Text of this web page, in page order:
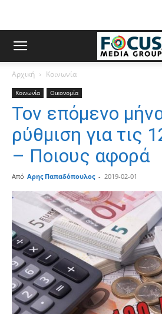
Αρχική Κοινωνία
Κοινωνία Οικονομία
Τον επόμενο
ρύθμιση για τις
– Ποιους αφορά
Από Αρης Παπαδόπουλος - 2019-02-01